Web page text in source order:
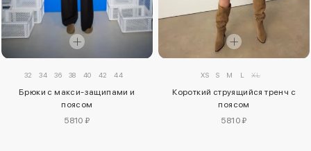
32 34 36 38 40 42 44
Брюки с макси-защипами и
поясом
5810 ₽
XS S M L XL
Короткий струящийся тренч с
поясом
5810 ₽